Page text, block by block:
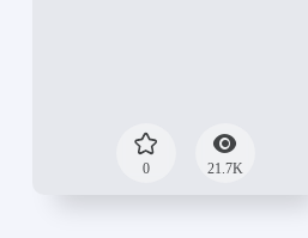
0 21.7K